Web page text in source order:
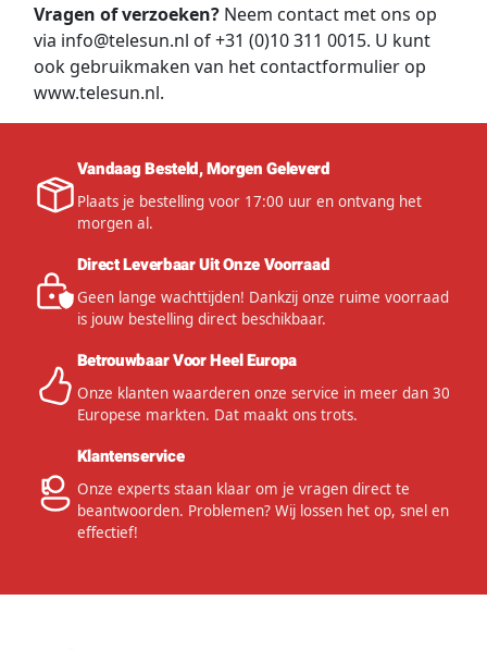
Vragen of verzoeken?Neem contact met ons op
via info@telesun.nl of +31 (0)10 311 0015. U kunt
ook gebruikmaken van het contactformulier op
www.telesun.nl.
Vandaag Besteld, Morgen Geleverd
Plaats je bestelling voor 17:00 uur en ontvang het
morgen al.
Direct Leverbaar Uit Onze Voorraad
Geen lange wachttijden! Dankzij onze ruime voorraad
is jouw bestelling direct beschikbaar.
Betrouwbaar Voor Heel Europa
Onze klanten waarderen onze service in meer dan 30
Europese markten. Dat maakt ons trots.
Klantenservice
Onze experts staan klaar om je vragen direct te
beantwoorden. Problemen? Wij lossen het op, snel en
effectief!